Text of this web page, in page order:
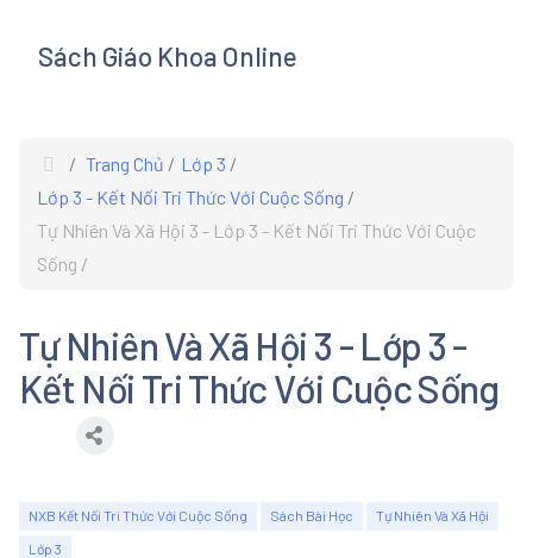
Sách Giáo Khoa Online
Trang Chủ
Lớp 3
Lớp 3 - Kết Nối Tri Thức Với Cuộc Sống
Tự Nhiên Và Xã Hội 3 - Lớp 3 - Kết Nối Tri Thức Với Cuộc
Sống
Tự Nhiên Và Xã Hội 3 - Lớp 3 -
Kết Nối Tri Thức Với Cuộc Sống
NXB Kết Nối Tri Thức Với Cuộc Sống Sách Bài Học
Tự Nhiên Và Xã Hội
Lớp 3